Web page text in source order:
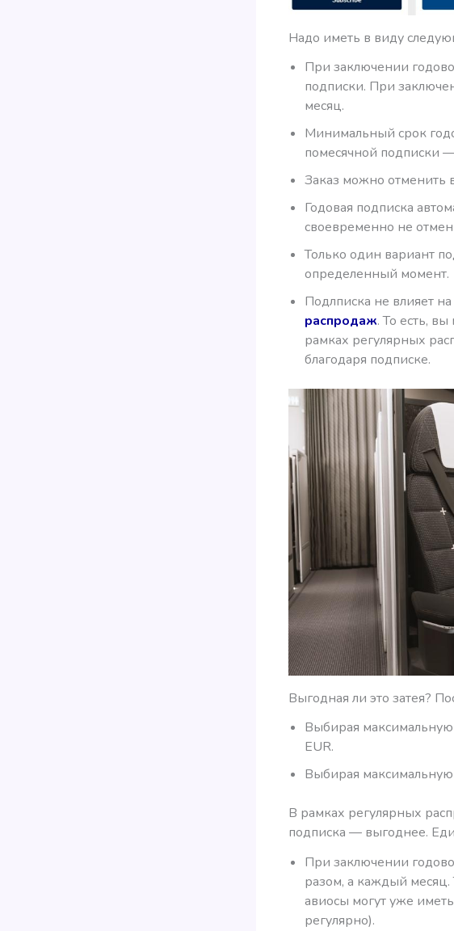
Надо иметь в виду
При заключении
подписки. При
месяц.
Минимальный срок
помесячной подписки
Заказ можно отменить
Годовая подписка
своевременно не
Только один вариант
определенный момент.
Подлписка не влияет
распродаж. То есть,
рамках регулярных
благодаря подписке.
Выгодная ли это затея?
Выбирая
EUR.
Выбирая
В рамках регулярных
подписка — выгоднее.
При заключении
разом, а каждый месяц.
авиосы могут уже
регулярно).